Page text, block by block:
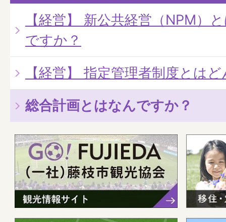
【経営】 新公共経営（NPM）
ですか？
【経営】 指定管理者制度とは
総合計画とはなんですか？